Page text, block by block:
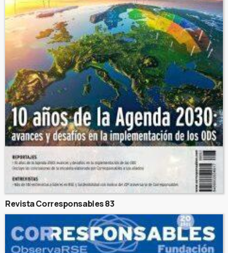
Revista Corresponsables 83